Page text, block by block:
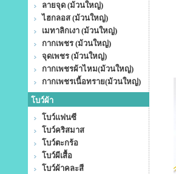
ลายจุด (ม้วนใหญ่)
ไฮกลอส (ม้วนใหญ่)
เมทาลิกเงา (ม้วนใหญ่)
กากเพชร (ม้วนใหญ่)
จุดเพชร (ม้วนใหญ่)
กากเพชรผ้าไหม(ม้วนใหญ่)
กากเพชรเนื้อทราย(ม้วนใหญ่)
โบว์ผ้า
โบว์แฟนซี
โบว์คริสมาส
โบว์ตะกร้อ
โบว์ผีเสื้อ
โบว์ผ้าคละสี